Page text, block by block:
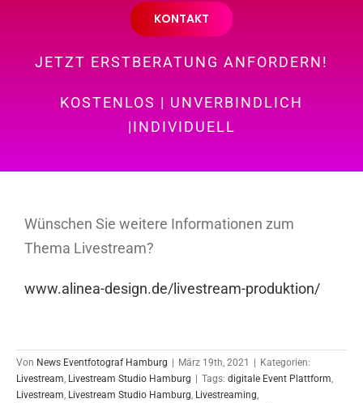
KONTAKT
JETZT ERSTBERATUNG ANFORDERN!
KOSTENLOS | UNVERBINDLICH
|INDIVIDUELL
Wünschen Sie weitere Informationen zum
Thema Livestream?
www.alinea-design.de/livestream-produktion/
Von News Eventfotograf Hamburg | März 19th, 2021 | Kategorien:
Livestream Livestream Studio Hamburg | Tags: digitale Event Plattform
Livestream Livestream Studio Hamburg Livestreaming